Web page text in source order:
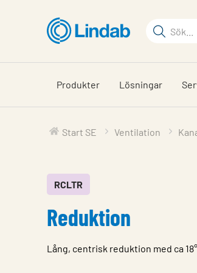
huvudinnehållet
Sökord
på
sajten
Produkter Lösningar
Start SE Ventilation
RCLTR
Reduktion
Lång, centrisk reduktion med ca